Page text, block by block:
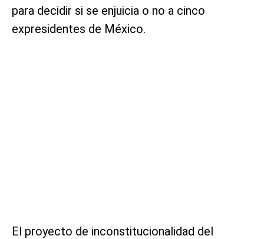
para decidir si se enjuicia o no a cinco
expresidentes de México.
El proyecto de inconstitucionalidad del